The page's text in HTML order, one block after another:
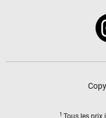
1 Tous les prix